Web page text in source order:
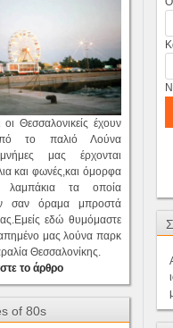
Θεσσαλονικείς έχουν
το παλιό Λούνα
μας έρχονται
και φωνές,και όμορφα
λαμπάκια τα οποία
σαν όραμα μπροστά
εδώ θυμόμαστε
μας λούνα παρκ
Θεσσαλονίκης.
το άρθρο
of 80s